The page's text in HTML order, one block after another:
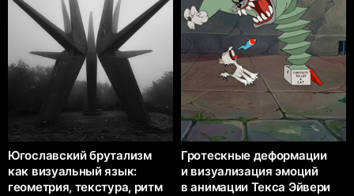
Югославский брутализм
как визуальный язык:
геометрия, текстура, ритм
Гротескные деформации
и визуализация эмоций
в анимации Текса Эйвери